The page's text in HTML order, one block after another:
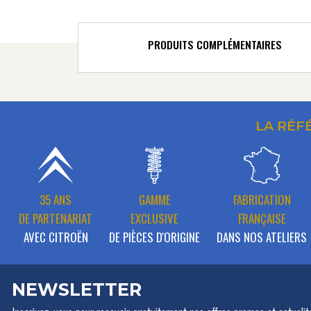
PRODUITS COMPLÉMENTAIRES
LA
35 ANS
DE PARTENARIAT
AVEC CITROËN
GAMME
EXCLUSIVE
DE PIÈCES D'ORIGINE
FABRICATION
FRANÇAISE
DANS NOS ATELIERS
NEWSLETTER